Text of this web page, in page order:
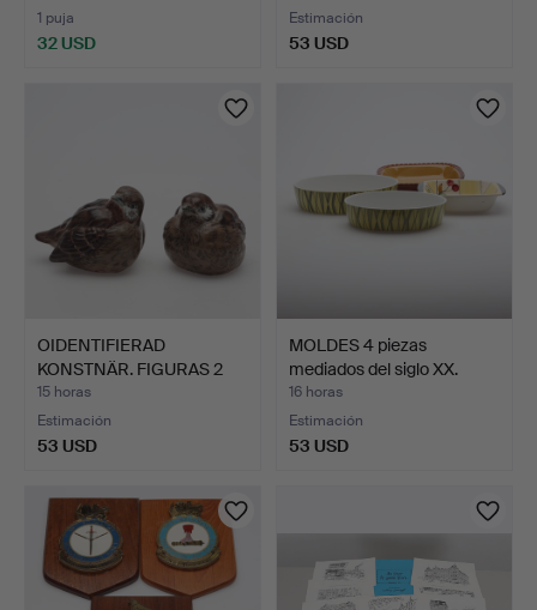
1 puja
32 USD
Estimación
53 USD
OIDENTIFIERAD
KONSTNÄR. FIGURAS 2
uds. fir…
15 horas
Estimación
53 USD
MOLDES 4 piezas
mediados del siglo XX.
16 horas
Estimación
53 USD